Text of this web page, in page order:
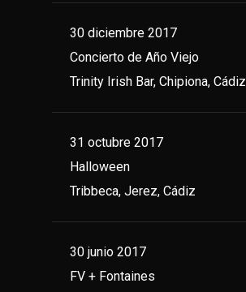
30 diciembre 2017
Concierto de Año Viejo
Trinity Irish Bar, Chipiona, Cádiz
31 octubre 2017
Halloween
Tribbeca, Jerez, Cádiz
30 junio 2017
FV + Fontaines